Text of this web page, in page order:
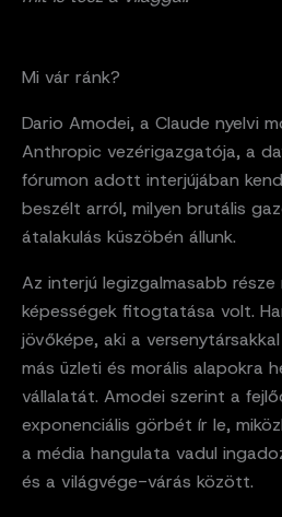
Mi vár ránk?
Dario Amodei, a Claude nyelvi
Anthropic vezérigazgatója, a
fórumon adott interjújában
beszélt arról, milyen brutális
átalakulás küszöbén állunk.
Az interjú legizgalmasabb
képességek fitogtatása volt.
jövőképe, aki a
más üzleti és morális alapokra
vállalatát. Amodei szerint a
exponenciális görbét ír le,
a média hangulata vadul
és a világvége-várás között.